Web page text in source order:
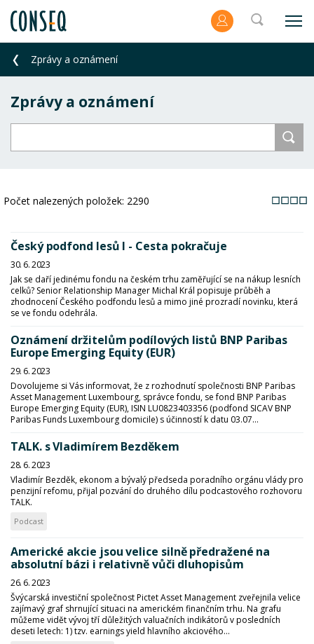
Zprávy a oznámení
Zprávy a oznámení
Počet nalezených položek: 2290
Český podfond lesů I - Cesta pokračuje
30. 6. 2023
Jak se daří jedinému fondu na českém trhu zaměřující se na nákup lesních
celků? Senior Relationship Manager Michal Král popisuje průběh a
zhodnocení Českého podfondu lesů a mimo jiné prozradí novinku, která
se ve fondu odehrála.
Oznámení držitelům podílových listů BNP Paribas
Europe Emerging Equity (EUR)
29. 6. 2023
Dovolujeme si Vás informovat, že z rozhodnutí společnosti BNP Paribas
Asset Management Luxembourg, správce fondu, se fond BNP Paribas
Europe Emerging Equity (EUR), ISIN LU0823403356 (podfond SICAV BNP
Paribas Funds Luxembourg domicile) s účinností k datu 03.07...
TALK. s Vladimírem Bezděkem
28. 6. 2023
Vladimír Bezděk, ekonom a bývalý předseda poradního orgánu vlády pro
penzijní refomu, přijal pozvání do druhého dílu podcastového rozhovoru
TALK.
Podcast
Americké akcie jsou velice silně předražené na
absolutní bázi i relativně vůči dluhopisům
26. 6. 2023
Švýcarská investiční společnost Pictet Asset Management zveřejnila velice
zajímavý graf shrnující situaci na americkém finančním trhu. Na grafu
můžeme vidět vývoj tří důležitých valuačních indikátorů v posledních
deseti letech: 1) tzv. earnings yield hlavního akciového...